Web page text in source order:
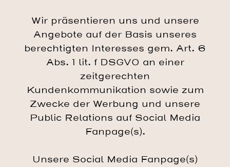
Wir präsentieren uns und unsere
Angebote auf der Basis unseres
berechtigten Interesses gem. Art. 6
Abs. 1 lit. f DSGVO an einer
zeitgerechten
Kundenkommunikation sowie zum
Zwecke der Werbung und unsere
Public Relations auf Social Media
Fanpage(s).
Unsere Social Media Fanpage(s)